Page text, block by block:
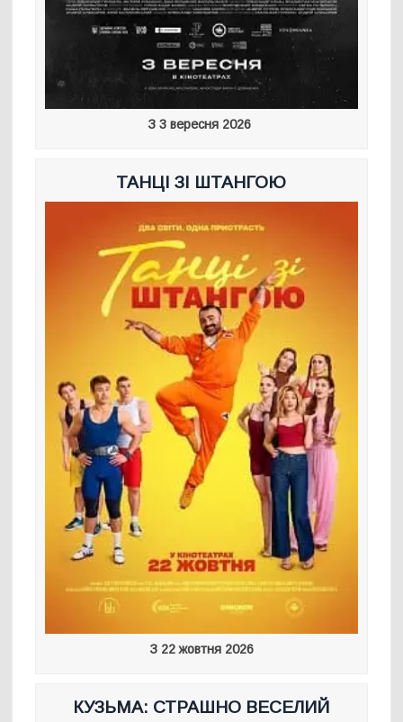
З 3 вересня 2026
ТАНЦІ ЗІ ШТАНГОЮ
З 22 жовтня 2026
КУЗЬМА: СТРАШНО ВЕСЕЛИЙ